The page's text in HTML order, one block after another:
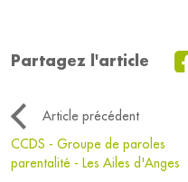
Partagez l'article
Article précédent
CCDS - Groupe de paroles
parentalité - Les Ailes d'Anges